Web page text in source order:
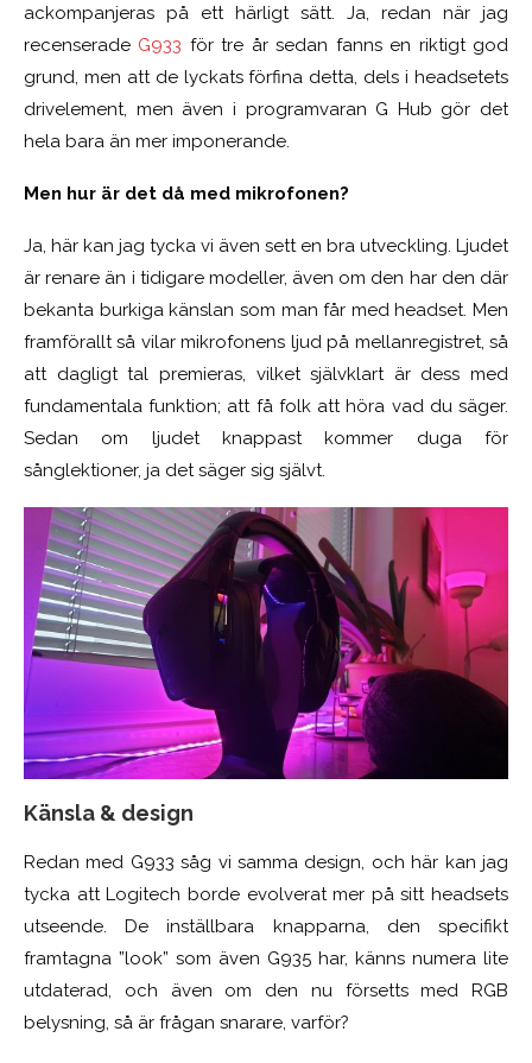
ackompanjeras på ett härligt sätt. Ja, redan när jag
recenserade G933 för tre år sedan fanns en riktigt god
grund, men att de lyckats förfina detta, dels i headsetets
drivelement, men även i programvaran G Hub gör det
hela bara än mer imponerande.
Men hur är det då med mikrofonen?
Ja, här kan jag tycka vi även sett en bra utveckling. Ljudet
är renare än i tidigare modeller, även om den har den där
bekanta burkiga känslan som man får med headset. Men
framförallt så vilar mikrofonens ljud på mellanregistret, så
att dagligt tal premieras, vilket självklart är dess med
fundamentala funktion; att få folk att höra vad du säger.
Sedan om ljudet knappast kommer duga för
sånglektioner, ja det säger sig självt.
Känsla & design
Redan med G933 såg vi samma design, och här kan jag
tycka att Logitech borde evolverat mer på sitt headsets
utseende. De inställbara knapparna, den specifikt
framtagna ”look” som även G935 har, känns numera lite
utdaterad, och även om den nu försetts med RGB
belysning, så är frågan snarare, varför?